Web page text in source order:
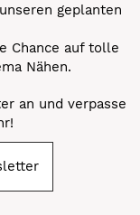
geplanten
Chance auf tolle
Nähen.
an und verpasse